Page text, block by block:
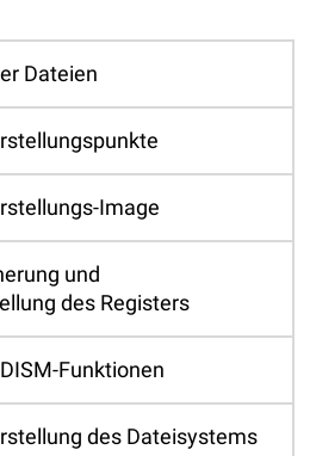
Dateien
Image
und
des Registers
Funktionen
des Dateisystems